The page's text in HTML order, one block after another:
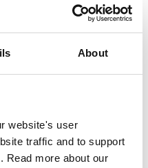
About
website's user
traffic and to support
Read more about our
En el centro de
la potente suite de
de vida de PRé.
avanzado para
ambiental a escala.
y la academia,